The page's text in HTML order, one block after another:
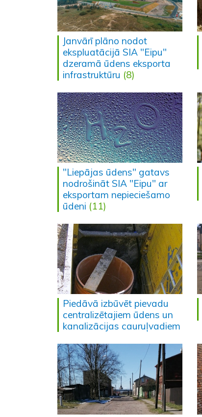
Janvārī plāno nodot
ekspluatācijā SIA "Eipu"
dzeramā ūdens eksporta
infrastruktūru (8)
"Liepājas ūdens" gatavs
nodrošināt SIA "Eipu" ar
eksportam nepieciešamo
ūdeni (11)
Piedāvā izbūvēt pievadu
centralizētajiem ūdens un
kanalizācijas cauruļvadiem